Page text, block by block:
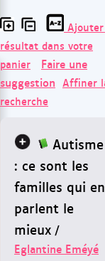
résultat dans votre
panier
Faire une
suggestion Affiner
recherche
Autisme
: ce sont les
familles qui en
parlent le
mieux /
Eglantine Eméyé